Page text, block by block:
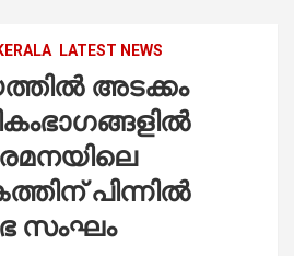
LATEST NEWS
അടക്കം
പിന്നിൽ
സംഘം